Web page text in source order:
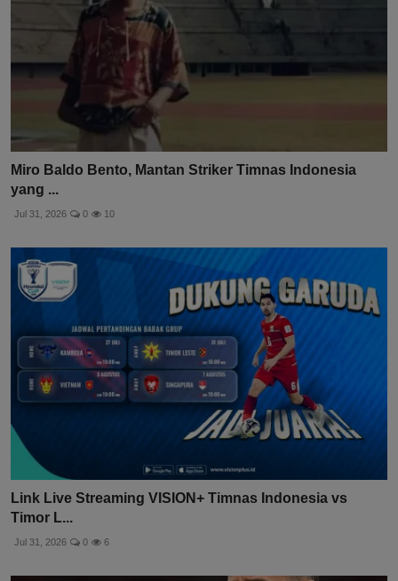
Miro Baldo Bento, Mantan Striker Timnas Indonesia
yang ...
Jul 31, 2026 0 10
Link Live Streaming VISION+ Timnas Indonesia vs
Timor L...
Jul 31, 2026 0 6